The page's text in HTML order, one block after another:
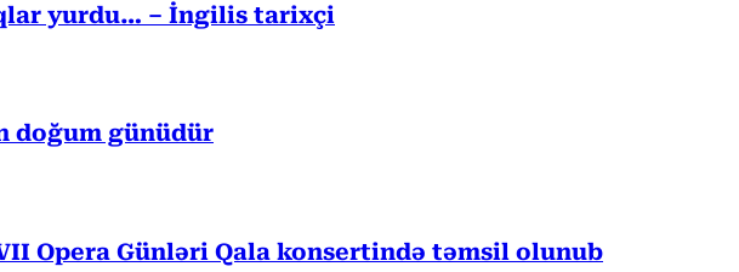
yurdu… – İngilis tarixçi
doğum günüdür
Opera Günləri Qala konsertində təmsil olunub